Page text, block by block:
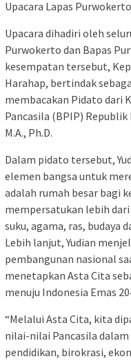
Upacara Lapas
Upacara dihadiri oleh
Purwokerto dan Bapas
kesempatan tersebut,
Harahap, bertindak
membacakan Pidato dari
Pancasila (BPIP) Republik
M.A., Ph.D.
Dalam pidato tersebut,
elemen bangsa untuk
adalah rumah besar bagi
mempersatukan lebih
suku, agama, ras, budaya
Lebih lanjut, Yudian
pembangunan nasional
menetapkan Asta Cita
menuju Indonesia Emas
“Melalui Asta Cita, kita
nilai-nilai Pancasila
pendidikan, birokrasi,